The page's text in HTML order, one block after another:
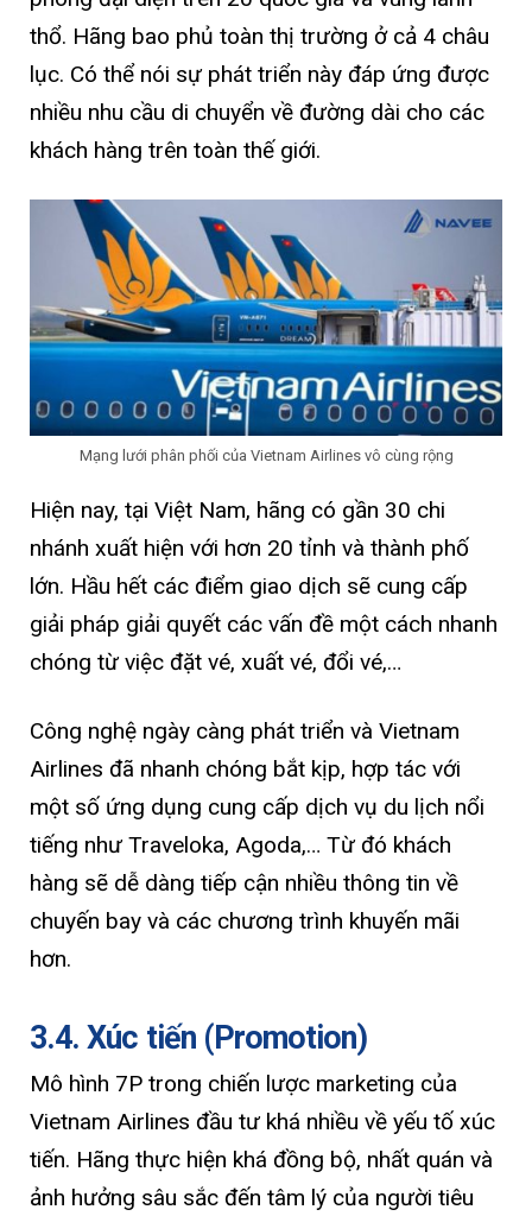
thổ. Hãng bao phủ toàn thị trường ở cả 4 châu
lục. Có thể nói sự phát triển này đáp ứng được
nhiều nhu cầu di chuyển về đường dài cho các
khách hàng trên toàn thế giới.
Mạng lưới phân phối của Vietnam Airlines vô cùng rộng
Hiện nay, tại Việt Nam, hãng có gần 30 chi
nhánh xuất hiện với hơn 20 tỉnh và thành phố
lớn. Hầu hết các điểm giao dịch sẽ cung cấp
giải pháp giải quyết các vấn đề một cách nhanh
chóng từ việc đặt vé, xuất vé, đổi vé,…
Công nghệ ngày càng phát triển và Vietnam
Airlines đã nhanh chóng bắt kịp, hợp tác với
một số ứng dụng cung cấp dịch vụ du lịch nổi
tiếng như Traveloka, Agoda,… Từ đó khách
hàng sẽ dễ dàng tiếp cận nhiều thông tin về
chuyến bay và các chương trình khuyến mãi
hơn.
3.4. Xúc tiến (Promotion)
Mô hình 7P trong chiến lược marketing của
Vietnam Airlines đầu tư khá nhiều về yếu tố xúc
tiến. Hãng thực hiện khá đồng bộ, nhất quán và
ảnh hưởng sâu sắc đến tâm lý của người tiêu